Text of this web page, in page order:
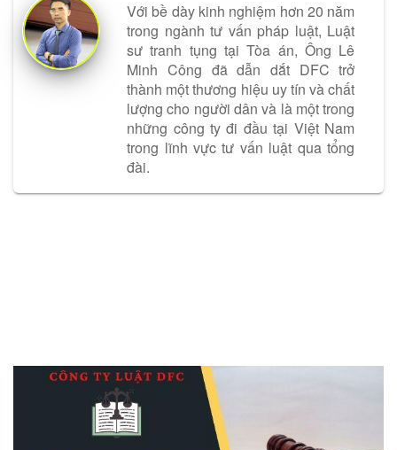
Với bề dày kinh nghiệm hơn 20 năm
trong ngành tư vấn pháp luật, Luật
sư tranh tụng tại Tòa án, Ông Lê
Minh Công đã dẫn dắt DFC trở
thành một thương hiệu uy tín và chất
lượng cho người dân và là một trong
những công ty đi đầu tại Việt Nam
trong lĩnh vực tư vấn luật qua tổng
đài.